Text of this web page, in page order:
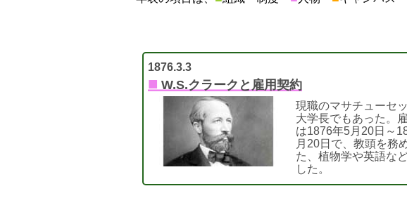
1876.3.3
■ W.S.クラークと雇用契約
現職のマサチューセ
大学長でもあった。
は1876年5月20日～
月20日で、教頭を務
た、植物学や英語な
した。